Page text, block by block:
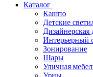
Каталог
Кашпо
Детские
Дизайнерская
Интерьерный
Зонирование
Шары
Уличная
Урны